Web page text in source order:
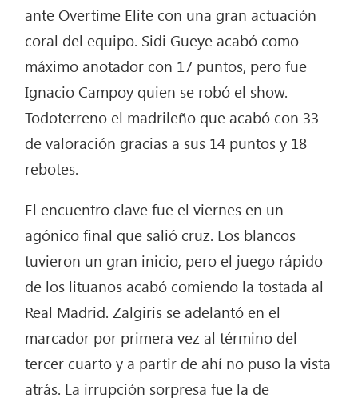
ante Overtime Elite con una gran actuación
coral del equipo. Sidi Gueye acabó como
máximo anotador con 17 puntos, pero fue
Ignacio Campoy quien se robó el show.
Todoterreno el madrileño que acabó con 33
de valoración gracias a sus 14 puntos y 18
rebotes.
El encuentro clave fue el viernes en un
agónico final que salió cruz. Los blancos
tuvieron un gran inicio, pero el juego rápido
de los lituanos acabó comiendo la tostada al
Real Madrid. Zalgiris se adelantó en el
marcador por primera vez al término del
tercer cuarto y a partir de ahí no puso la vista
atrás. La irrupción sorpresa fue la de